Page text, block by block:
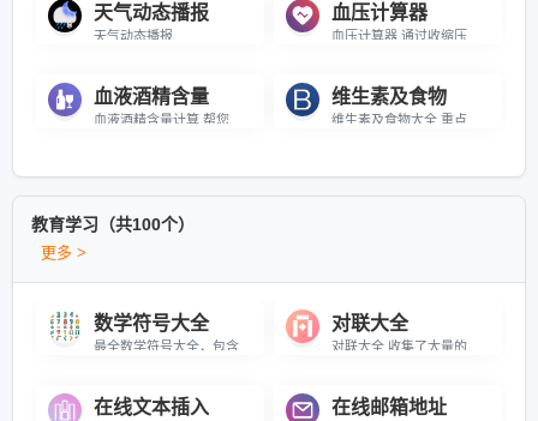
天气动态播报
天气动态播报
血压计算器
血液酒精含量
血液酒精含量计算 帮您计算喝酒后，血液内酒精的含量
维生素及食物
教育学习（共100个）
更多 >
数学符号大全
最全数学符号大全，包含运算符号、几何符号、集合论符号、逻辑符号、微积分符号、希腊字母、关系符号等各类常用数学符号，支持一键复制，满足学习、办公、教学等各类需求。
对联大全
对联大全 收集了大量的对联，可搜索查询
在线文本插入 在线邮箱地址